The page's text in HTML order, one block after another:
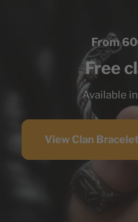
From
Free
Available
View Clan Bracelet